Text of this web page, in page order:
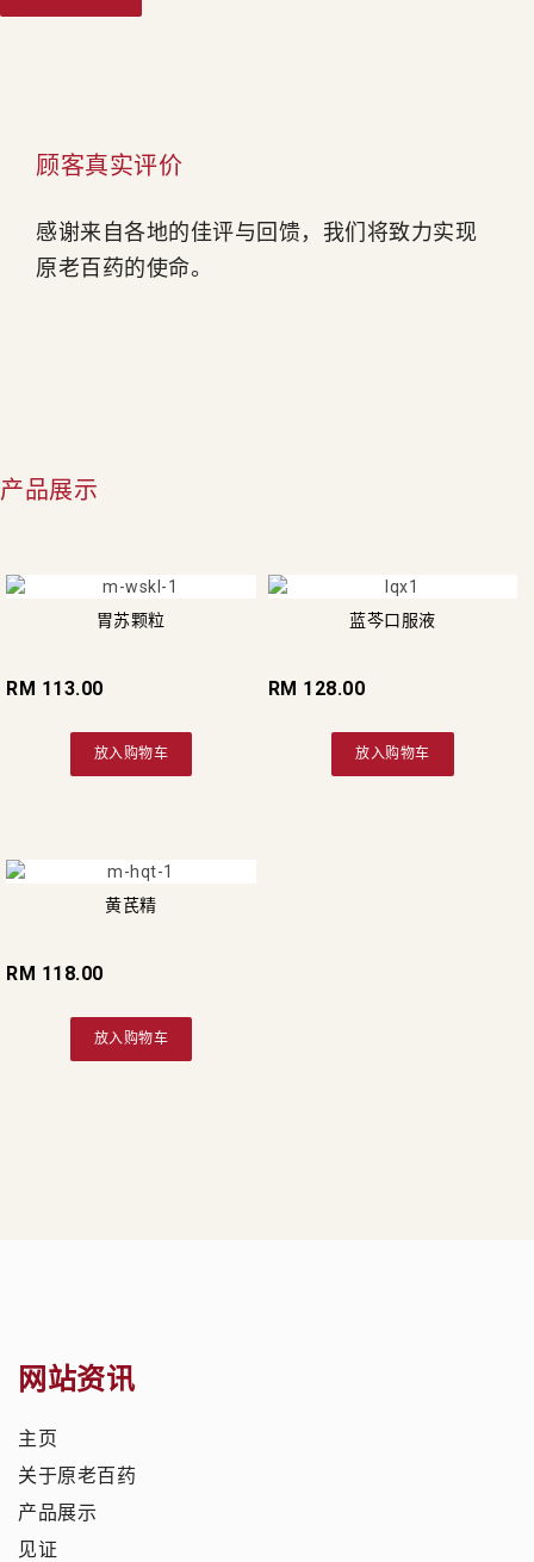
顾客真实评价
感谢来自各地的佳评与回馈，我们将致力实现
原老百药的使命。
产品展示
胃苏颗粒
RM 113.00
放入购物车
蓝芩口服液
RM 128.00
放入购物车
黄芪精
RM 118.00
放入购物车
网站资讯
主页
关于原老百药
产品展示
见证